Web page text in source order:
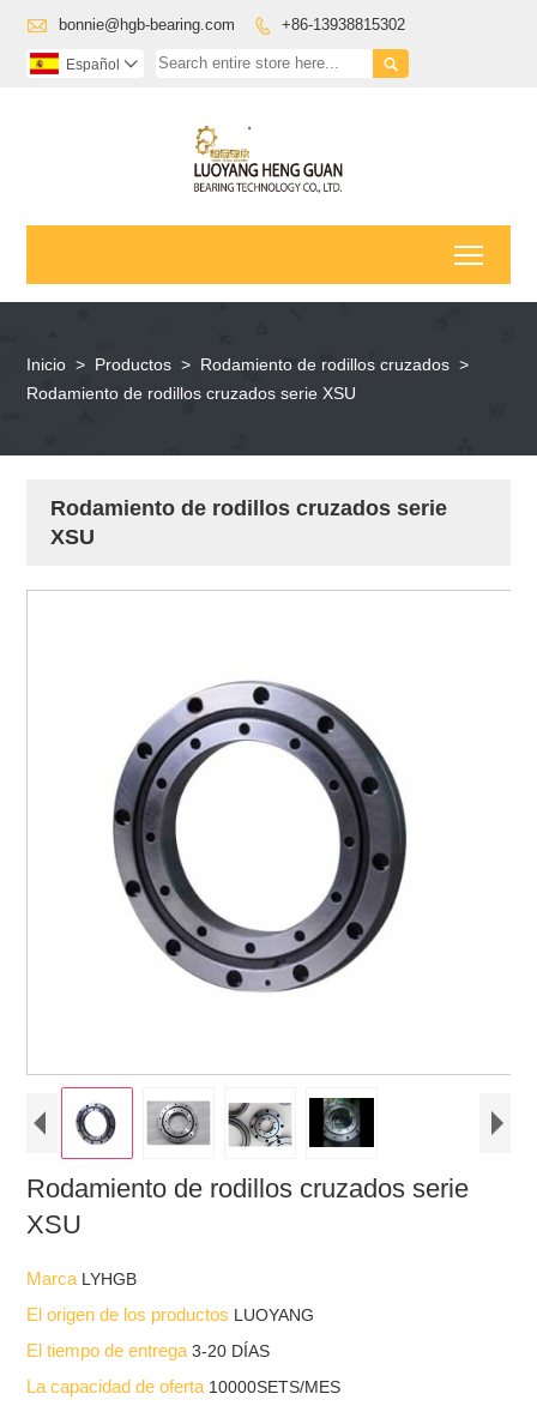
 bonnie@hgb-bearing.com  +86-13938815302

Español 
Inicio > Productos > Rodamiento de rodillos cruzados >
Rodamiento de rodillos cruzados serie XSU
Rodamiento de rodillos cruzados serie
XSU
Rodamiento de rodillos cruzados serie
XSU
Marca LYHGB
El origen de los productos LUOYANG
El tiempo de entrega3-20 DÍAS
La capacidad de oferta 10000SETS/MES